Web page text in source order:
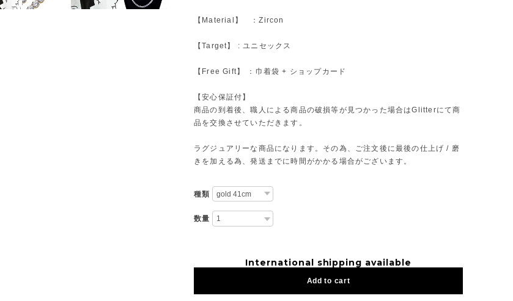
【Material】 ：Zircon
【Target】 : ユニセックス
【Free Gift】 ：巾着袋 + ショップカード
【安心保証付】
商品の到着後、職人による商品の破損等が見つかった場合はGlitterにて商
品を交換させていただきます。
ラグジュアリーな商品になります。その為、ご注文後に最後の仕上げ / 磨
きを加える為、発送までに時間がかかる場合がございます。
種類
数量
International shipping available
Add to cart